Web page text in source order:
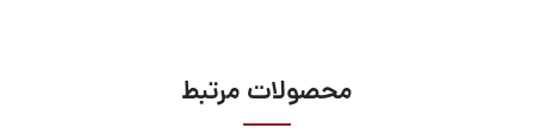
محصولات مرتبط